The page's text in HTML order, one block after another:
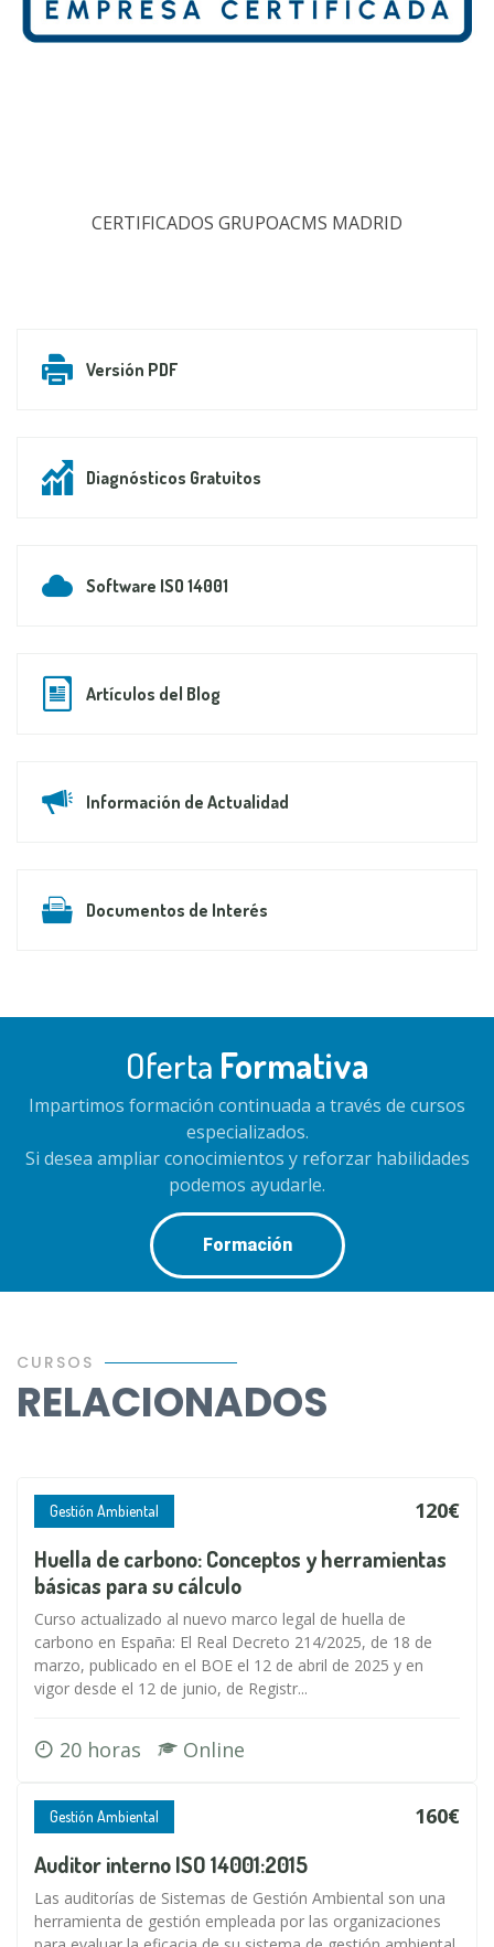
CERTIFICADOS GRUPOACMS MADRID
Versión PDF
Diagnósticos Gratuitos
Software ISO 14001
Artículos del Blog
Información de Actualidad
Documentos de Interés
Oferta Formativa
Impartimos formación continuada a través de cursos
especializados.
Si desea ampliar conocimientos y reforzar habilidades
podemos ayudarle.
Formación
CURSOS
RELACIONADOS
Gestión Ambiental 120€
Huella de carbono: Conceptos y herramientas
básicas para su cálculo
Curso actualizado al nuevo marco legal de huella de
carbono en España: El Real Decreto 214/2025, de 18 de
marzo, publicado en el BOE el 12 de abril de 2025 y en
vigor desde el 12 de junio, de Registr...
20 horas Online
Gestión Ambiental 160€
Auditor interno ISO 14001:2015
Las auditorías de Sistemas de Gestión Ambiental son una
herramienta de gestión empleada por las organizaciones